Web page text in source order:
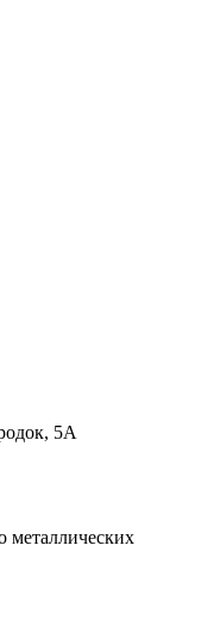
5А
металлических